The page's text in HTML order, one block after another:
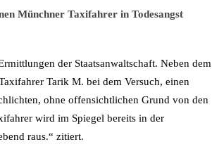
Münchner Taxifahrer in Todesangst
der Staatsanwaltschaft. Neben dem
Tarik M. bei dem Versuch, einen
ohne offensichtlichen Grund von den
wird im Spiegel bereits in der
raus.“ zitiert.